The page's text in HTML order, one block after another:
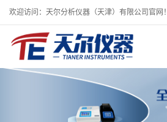
欢迎访问：天尔分析仪器（天津）有限公司官网！